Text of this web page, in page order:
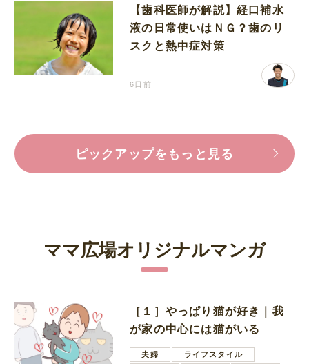
【歯科医師が解説】経口補水
液の日常使いはＮＧ？歯のリ
スクと熱中症対策
6日前
ピックアップをもっと見る
ママ広場オリジナルマンガ
［１］やっぱり猫が好き｜我
が家の中心には猫がいる
夫婦
ライフスタイル